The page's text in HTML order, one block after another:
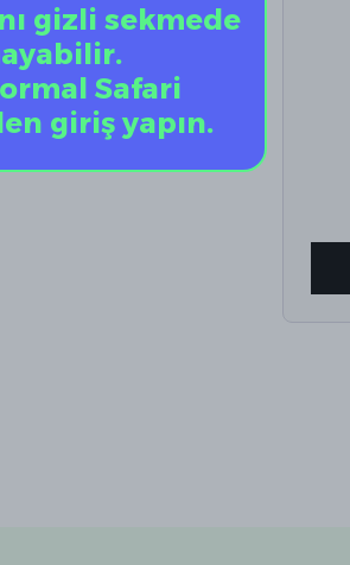
gizli sekmede
Safari
giriş yapın.